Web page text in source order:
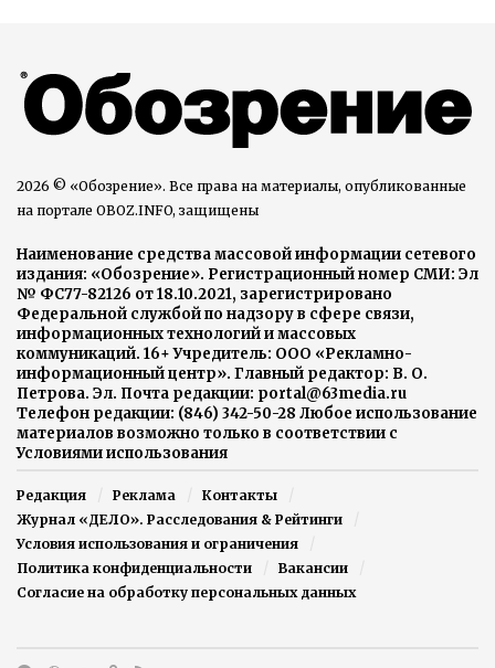
2026 © «Обозрение». Все права на материалы, опубликованные
на портале OBOZ.INFO, защищены
Наименование средства массовой информации сетевого
издания: «Обозрение». Регистрационный номер СМИ: Эл
№ ФС77-82126 от 18.10.2021, зарегистрировано
Федеральной службой по надзору в сфере связи,
информационных технологий и массовых
коммуникаций. 16+ Учредитель: ООО «Рекламно-
информационный центр». Главный редактор: В. О.
Петрова. Эл. Почта редакции: portal@63media.ru
Телефон редакции: (846) 342-50-28 Любое использование
материалов возможно только в соответствии с
Условиями использования
Редакция Реклама
Контакты
Журнал «ДЕЛО». Расследования & Рейтинги
Условия использования и ограничения
Политика конфиденциальности
Вакансии
Согласие на обработку персональных данных